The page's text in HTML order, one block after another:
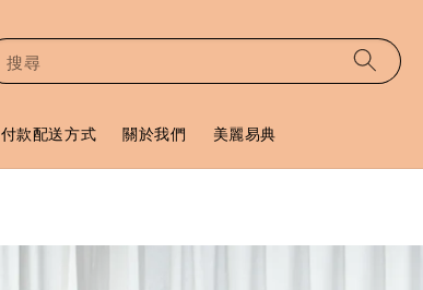
搜尋
付款配送方式 關於我們 美麗易典